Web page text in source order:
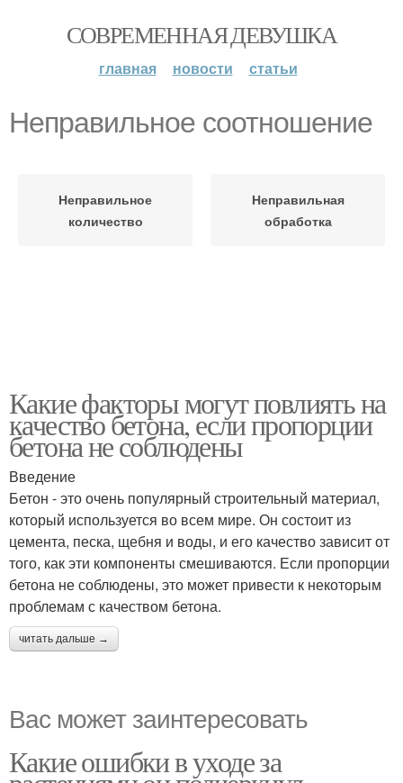
СОВРЕМЕННАЯ ДЕВУШКА
главная новости статьи
Неправильное соотношение
Неправильное
количество
Неправильная
обработка
Какие факторы могут повлиять на
качество бетона, если пропорции
бетона не соблюдены
Введение
Бетон - это очень популярный строительный материал,
который используется во всем мире. Он состоит из
цемента, песка, щебня и воды, и его качество зависит от
того, как эти компоненты смешиваются. Если пропорции
бетона не соблюдены, это может привести к некоторым
проблемам с качеством бетона.
читать дальше →
Вас может заинтересовать
Какие ошибки в уходе за